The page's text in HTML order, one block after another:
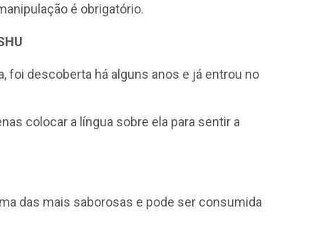
é obrigatório.
foi descoberta há alguns anos e já entrou no
colocar a língua sobre ela para sentir a
das mais saborosas e pode ser consumida